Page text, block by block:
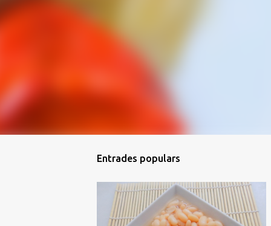
Entrades populars